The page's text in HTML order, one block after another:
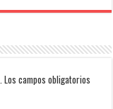
Los campos obligatorios